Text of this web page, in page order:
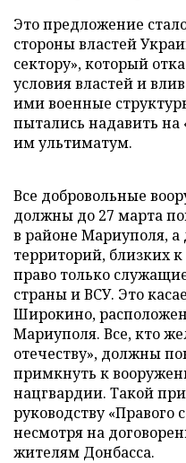
Это предложение
стороны властей
сектору», который
условия властей и
ими военные
пытались надавить на
им ультиматум.
Все добровольные
должны до 27 марта
в районе Мариуполя, а
территорий, близких
право только
страны и ВСУ. Это
Широкино,
Мариуполя. Все, кто
отечеству», должны
примкнуть к
нацгвардии. Такой
руководству
несмотря на
жителям Донбасса.